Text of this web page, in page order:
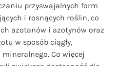
przyswajalnych form
i rosnących roślin, co
azotanów i azotynów oraz
w sposób ciągły,
Co więcej